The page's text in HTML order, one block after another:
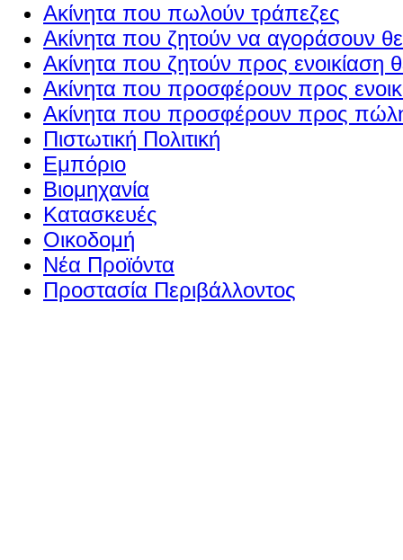
Ακίνητα που πωλούν τράπεζες
Ακίνητα που ζητούν να αγοράσουν
Ακίνητα που ζητούν προς ενοικίαση
Ακίνητα που προσφέρουν προς
Ακίνητα που προσφέρουν προς
Πιστωτική Πολιτική
Εμπόριο
Βιομηχανία
Κατασκευές
Οικοδομή
Νέα Προϊόντα
Προστασία Περιβάλλοντος